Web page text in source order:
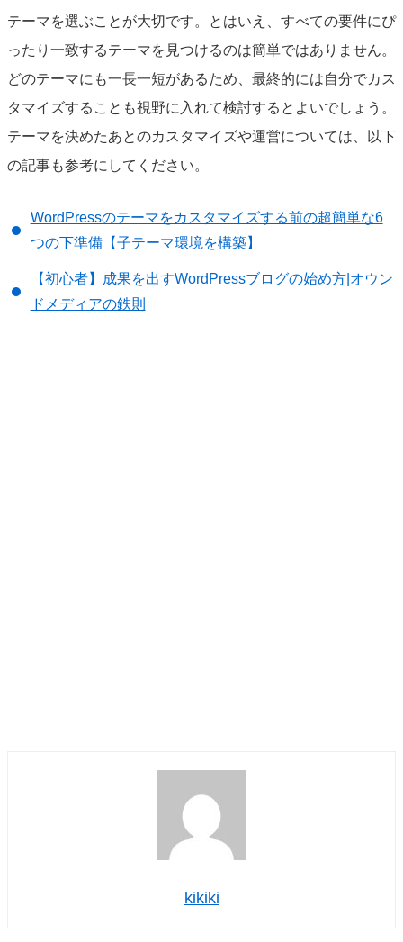
テーマを選ぶことが大切です。とはいえ、すべての要件にぴ
ったり一致するテーマを見つけるのは簡単ではありません。
どのテーマにも一長一短があるため、最終的には自分でカス
タマイズすることも視野に入れて検討するとよいでしょう。
テーマを決めたあとのカスタマイズや運営については、以下
の記事も参考にしてください。
WordPressのテーマをカスタマイズする前の超簡単な6
つの下準備【子テーマ環境を構築】
【初心者】成果を出すWordPressブログの始め方|オウン
ドメディアの鉄則
kikiki